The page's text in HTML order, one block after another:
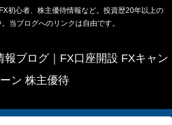
初心者、株主優待情報など。投資歴20年以上の
当ブログへのリンクは自由です。
報ブログ｜FX口座開設 FXキャン
ン 株主優待